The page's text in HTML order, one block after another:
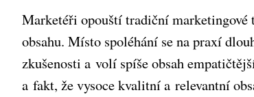
Marketéři opouští tradiční
obsahu. Místo spoléhání se na praxí
zkušenosti a volí spíše obsah
a fakt, že vysoce kvalitní a relevantní